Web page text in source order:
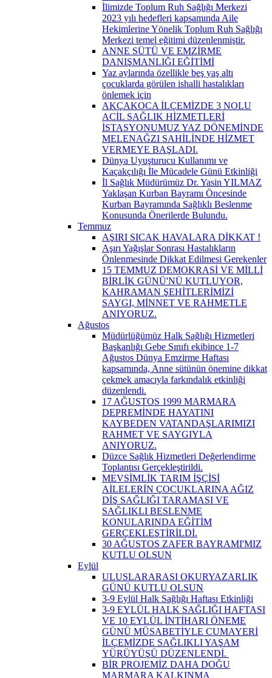
İlimizde Toplum Ruh Sağlığı Merkezi
2023 yılı hedefleri kapsamında Aile
Hekimlerine Yönelik Toplum Ruh Sağlığı
Merkezi temel eğitimi düzenlenmiştir.
ANNE SÜTÜ VE EMZİRME
DANIŞMANLIĞI EĞİTİMİ
Yaz aylarında özellikle beş yaş altı
çocuklarda görülen ishalli hastalıkları
önlemek için
AKÇAKOCA İLÇEMİZDE 3 NOLU
ACİL SAĞLIK HİZMETLERİ
İSTASYONUMUZ YAZ DÖNEMİNDE
MELENAĞZI SAHİLİNDE HİZMET
VERMEYE BAŞLADI.
Dünya Uyuşturucu Kullanımı ve
Kaçakçılığı İle Mücadele Günü Etkinliği
İl Sağlık Müdürümüz Dr. Yasin YILMAZ
Yaklaşan Kurban Bayramı Öncesinde
Kurban Bayramında Sağlıklı Beslenme
Konusunda Önerilerde Bulundu.
Temmuz
AŞIRI SICAK HAVALARA DİKKAT !
Aşırı Yağışlar Sonrası Hastalıkların
Önlenmesinde Dikkat Edilmesi Gerekenler
15 TEMMUZ DEMOKRASİ VE MİLLİ
BİRLİK GÜNÜ'NÜ KUTLUYOR,
KAHRAMAN ŞEHİTLERİMİZİ
SAYGI, MİNNET VE RAHMETLE
ANIYORUZ.
Ağustos
Müdürlüğümüz Halk Sağlığı Hizmetleri
Başkanlığı Gebe Sınıfı ekibince 1-7
Ağustos Dünya Emzirme Haftası
kapsamında, Anne sütünün önemine dikkat
çekmek amacıyla farkındalık etkinliği
düzenlendi.
17 AĞUSTOS 1999 MARMARA
DEPREMİNDE HAYATINI
KAYBEDEN VATANDAŞLARIMIZI
RAHMET VE SAYGIYLA
ANIYORUZ.
Düzce Sağlık Hizmetleri Değerlendirme
Toplantısı Gerçekleştirildi.
MEVSİMLİK TARIM İŞÇİSİ
AİLELERİN ÇOCUKLARINA AĞIZ
DİŞ SAĞLIĞI TARAMASI VE
SAĞLIKLI BESLENME
KONULARINDA EĞİTİM
GERÇEKLEŞTİRİLDİ.
30 AĞUSTOS ZAFER BAYRAMI'MIZ
KUTLU OLSUN
Eylül
ULUSLARARASI OKURYAZARLIK
GÜNÜ KUTLU OLSUN
3-9 Eylül Halk Sağlığı Haftası Etkinliği
3-9 EYLÜL HALK SAĞLIĞI HAFTASI
VE 10 EYLÜL İNTİHARI ÖNEME
GÜNÜ MÜSABETİYLE CUMAYERİ
İLÇEMİZDE SAĞLIKLI YAŞAM
YÜRÜYÜŞÜ DÜZENLENDİ. ​
BİR PROJEMİZ DAHA DOĞU
MARMARA KALKINMA